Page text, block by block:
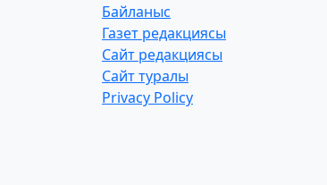
Байланыс
Газет редакциясы
Сайт редакциясы
Сайт туралы
Privacy Policy